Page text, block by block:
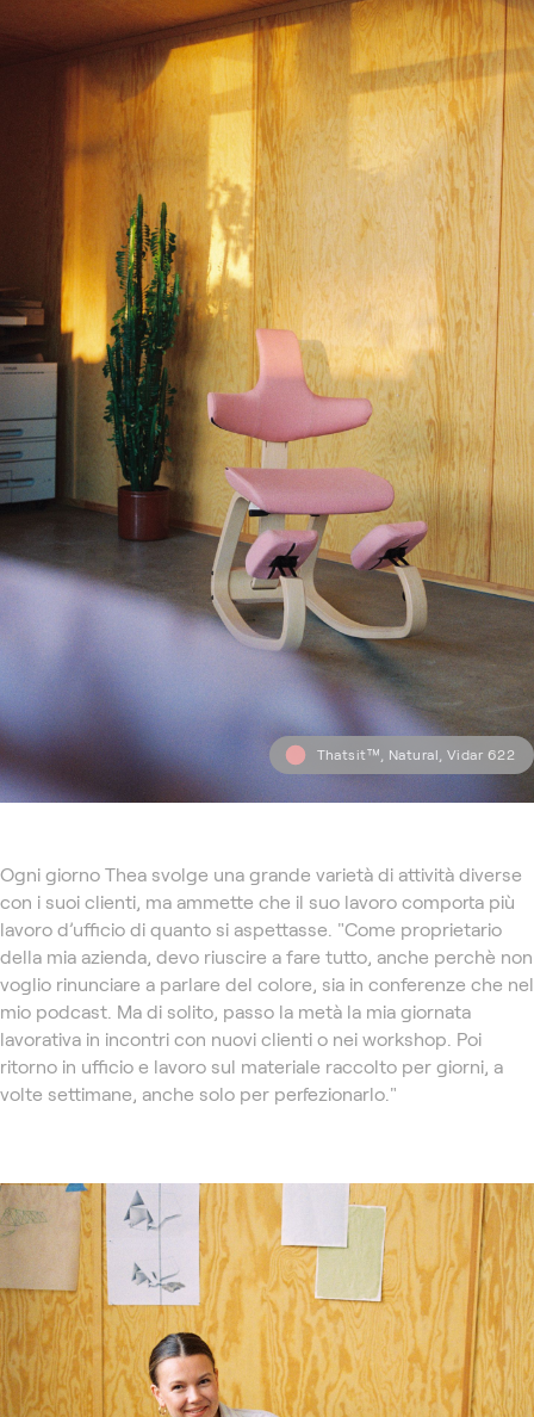
Thatsit™, Natural, Vidar 622
Ogni giorno Thea svolge una grande varietà di attività diverse
con i suoi clienti, ma ammette che il suo lavoro comporta più
lavoro d’ufficio di quanto si aspettasse. "Come proprietario
della mia azienda, devo riuscire a fare tutto, anche perchè non
voglio rinunciare a parlare del colore, sia in conferenze che nel
mio podcast. Ma di solito, passo la metà la mia giornata
lavorativa in incontri con nuovi clienti o nei workshop. Poi
ritorno in ufficio e lavoro sul materiale raccolto per giorni, a
volte settimane, anche solo per perfezionarlo."